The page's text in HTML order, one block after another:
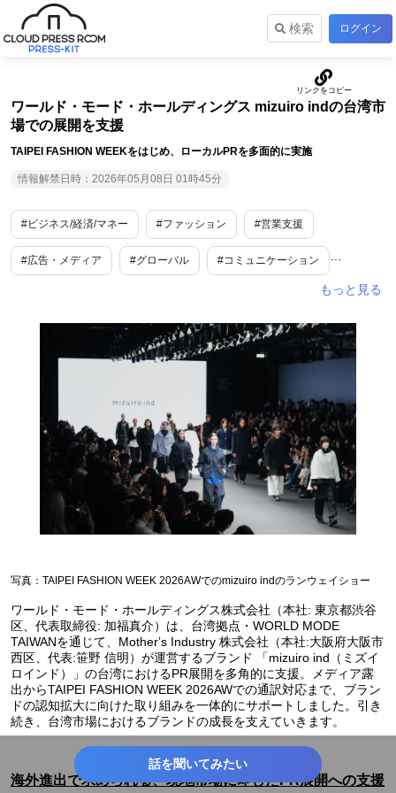
検索 ログイン
ワールド・モード・ホールディングス mizuiro indの台湾市
場での展開を支援
TAIPEI FASHION WEEKをはじめ、ローカルPRを多面的に実施
情報解禁日時：2026年05月08日 01時45分
#ビジネス/経済/マネー #ファッション #営業支援
#広告・メディア #グローバル #コミュニケーション
写真：TAIPEI FASHION WEEK 2026AWでのmizuiro indのランウェイショー
ワールド・モード・ホールディングス株式会社（本社: 東京都渋谷
区、代表取締役: 加福真介）は、台湾拠点・WORLD MODE
TAIWANを通じて、Motherʼs Industry 株式会社（本社:大阪府大阪市
⻄区、代表:笹野 信明）が運営するブランド 「mizuiro ind（ミズイ
ロインド）」の台湾におけるPR展開を多角的に支援。メディア露
出からTAIPEI FASHION WEEK 2026AWでの通訳対応まで、ブラン
ドの認知拡大に向けた取り組みを一体的にサポートしました。引き
続き、台湾市場におけるブランドの成長を支えていきます。
海外進出で求められる、現地市場に即したPR展開への支援
話を聞いてみたい